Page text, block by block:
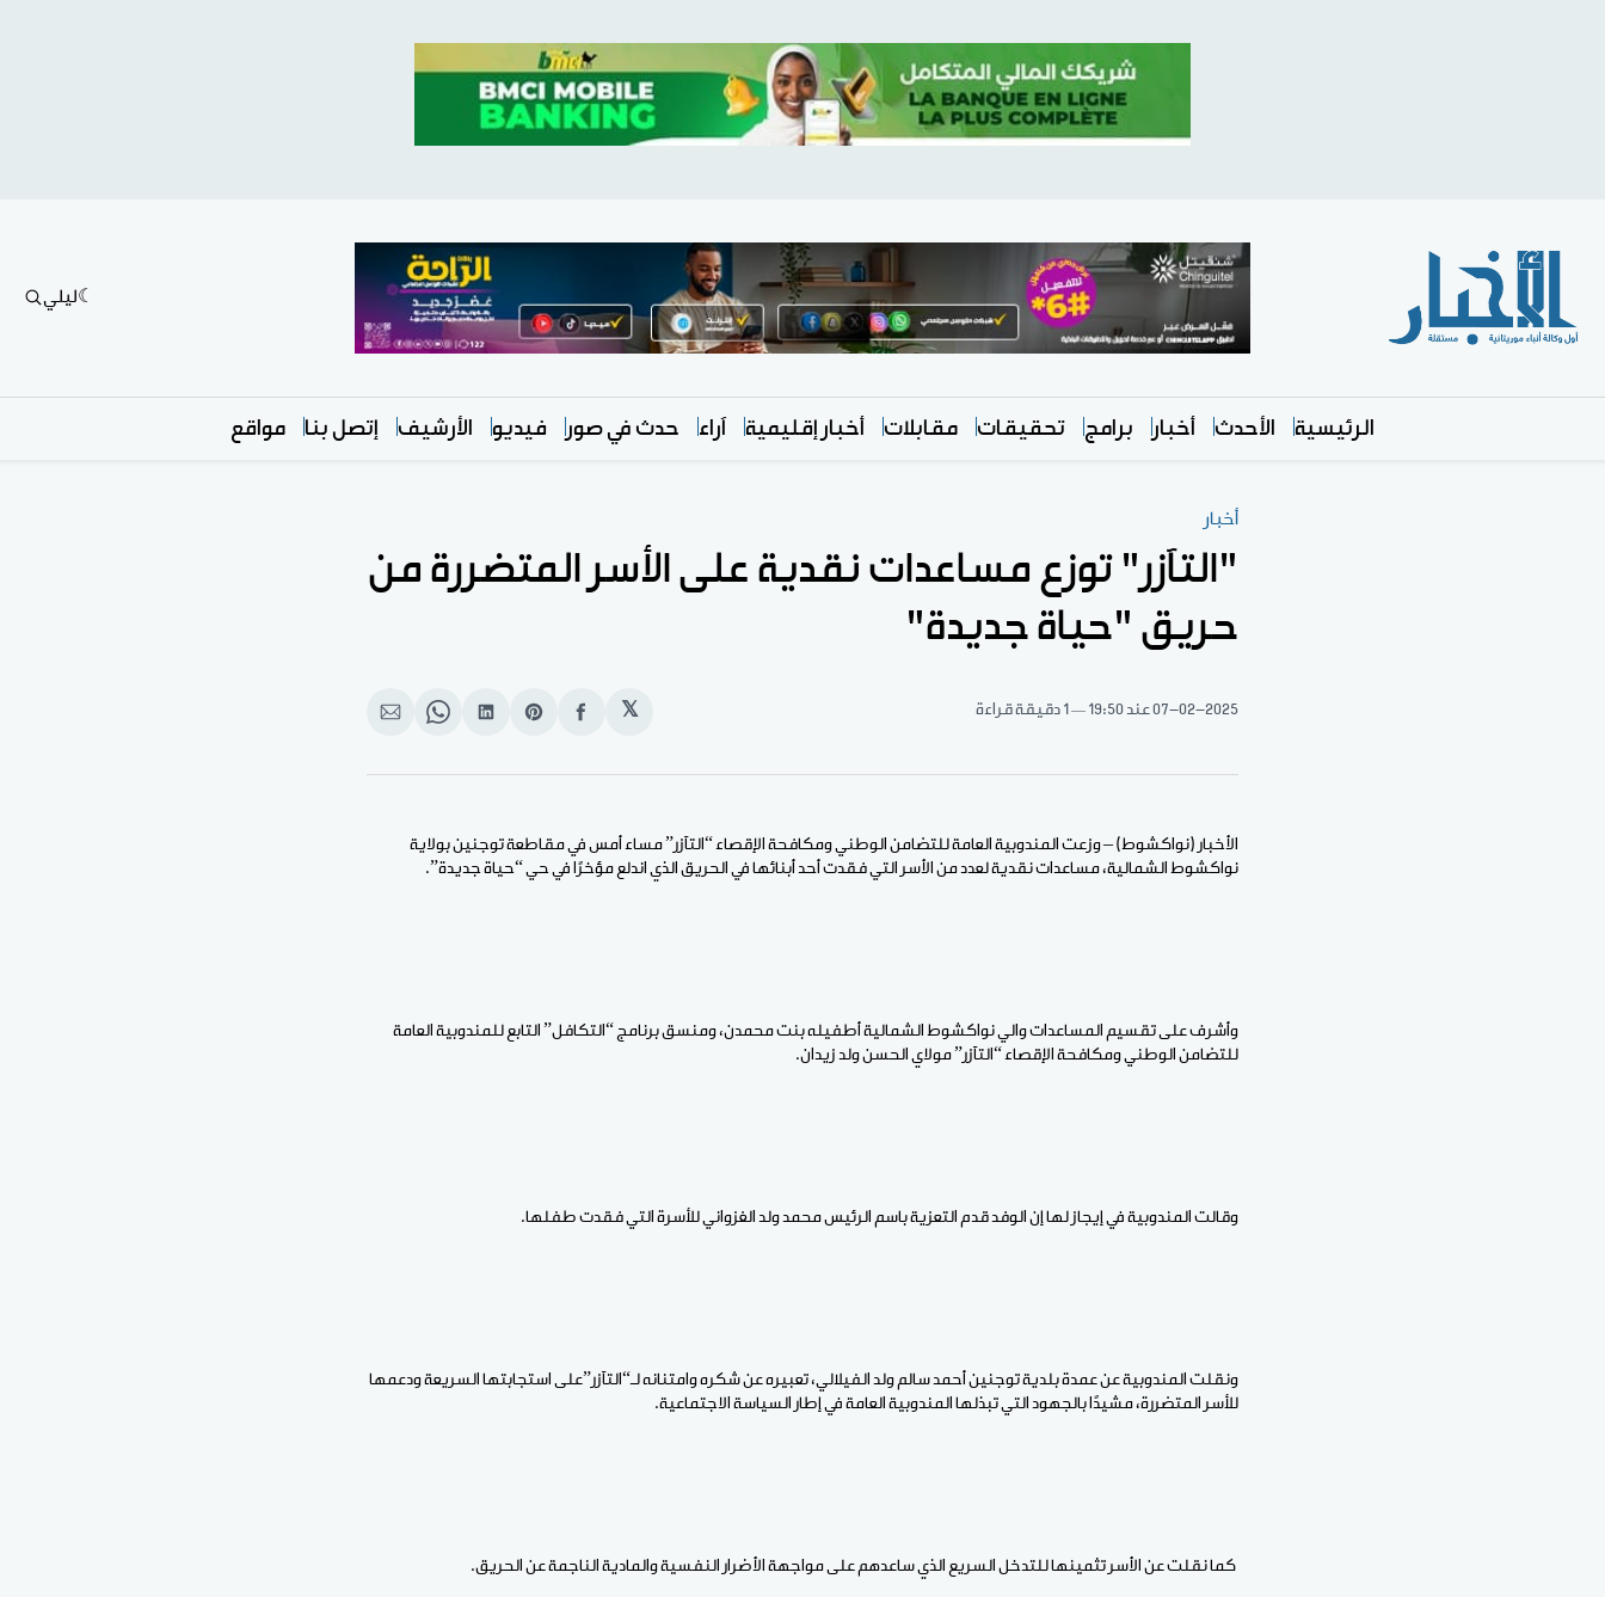
ليلي
الرئيسية الأحدث أخبار برامج تحقيقات مقابلات أخبار إقليمية آراء حدث في صور فيديو الأرشيف إتصل بنا مواقع
أخبار
"التآزر" توزع مساعدات نقدية على الأسر المتضررة من
حريق "حياة جديدة"
07-02-2025عند 19:50 1 دقيقة قراءة 𝕏
انشر
الفيسبوك
Share
Pinterest
انشر
لينكد
Share
WhatsApp
انشر
الإيميل
الأخبار (نواكشوط) – وزعت المندوبية العامة للتضامن الوطني ومكافحة الإقصاء “التآزر” مساء أمس في مقاطعة توجنين بولاية
نواكشوط الشمالية، مساعدات نقدية لعدد من الأسر التي فقدت أحد أبنائها في الحريق الذي اندلع مؤخرًا في حي “حياة جديدة”.
وأشرف على تقسيم المساعدات والي نواكشوط الشمالية أطفيله بنت محمدن، ومنسق برنامج “التكافل” التابع للمندوبية العامة
للتضامن الوطني ومكافحة الإقصاء “التآزر” مولاي الحسن ولد زيدان.
وقالت المندوبية في إيجاز لها إن الوفد قدم التعزية باسم الرئيس محمد ولد الغزواني للأسرة التي فقدت طفلها.
ونقلت المندوبية عن عمدة بلدية توجنين أحمد سالم ولد الفيلالي، تعبيره عن شكره وامتنانه لـ“التآزر”على استجابتها السريعة ودعمها
للأسر المتضررة، مشيدًا بالجهود التي تبذلها المندوبية العامة في إطار السياسة الاجتماعية.
كما نقلت عن الأسر تثمينها للتدخل السريع الذي ساعدهم على مواجهة الأضرار النفسية والمادية الناجمة عن الحريق.